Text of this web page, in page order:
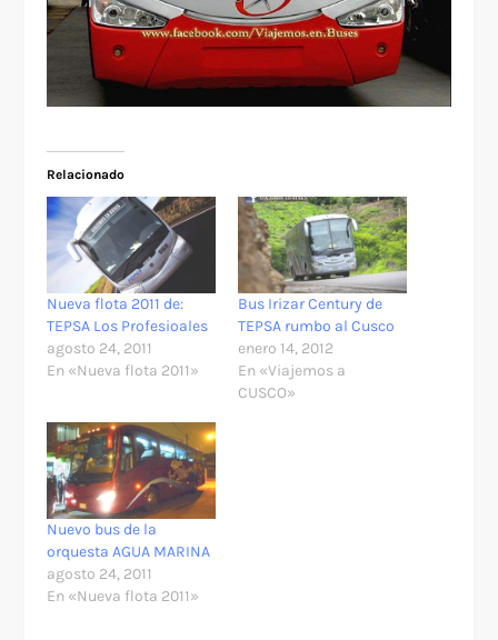
Relacionado
Nueva flota 2011 de:
TEPSA Los Profesioales
agosto 24, 2011
En «Nueva flota 2011»
Bus Irizar Century de
TEPSA rumbo al Cusco
enero 14, 2012
En «Viajemos a
CUSCO»
Nuevo bus de la
orquesta AGUA MARINA
agosto 24, 2011
En «Nueva flota 2011»